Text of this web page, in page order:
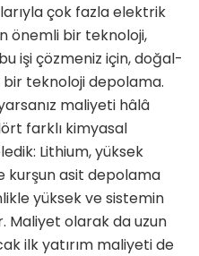
çok fazla elektrik
önemli bir teknoloji,
işi çözmeniz için, doğal­
teknoloji depolama.
maliyeti hâlâ
farklı kimyasal
Lithium, yüksek
kurşun asit depolama
yüksek ve sistemin
Maliyet olarak da uzun
ilk yatırım maliyeti de